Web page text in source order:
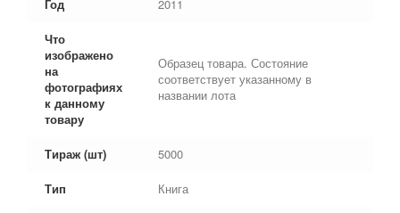
Год 2011
Что
изображено
на
фотографиях
к данному
товару
Образец товара. Состояние
соответствует указанному в
названии лота
Тираж (шт) 5000
Тип Книга